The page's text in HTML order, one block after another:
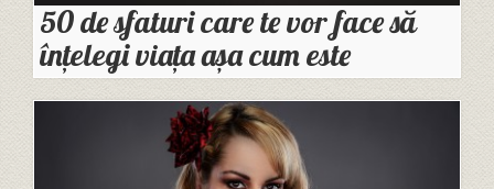
50 de sfaturi care te vor face să
înțelegi viața așa cum este